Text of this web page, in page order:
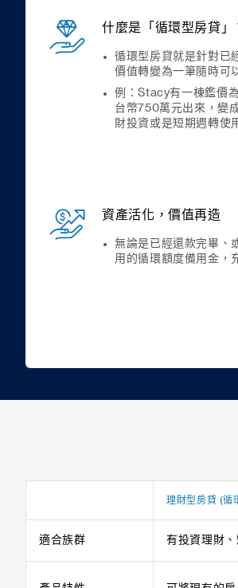
什麼是「循環型房貸」
循環型房貸就是針對已
價值轉變為一筆隨時可
例：Stacy有一棟鑑價
台幣750萬元出來，變
財投資或是短期週轉使
資產活化，價值再造
無論是已經還款完畢、
用的循環額度備用金，
理財型房貸 (循
適合族群 有投資理財